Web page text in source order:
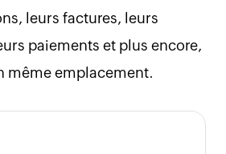
leurs factures, leurs
paiements et plus encore,
même emplacement.